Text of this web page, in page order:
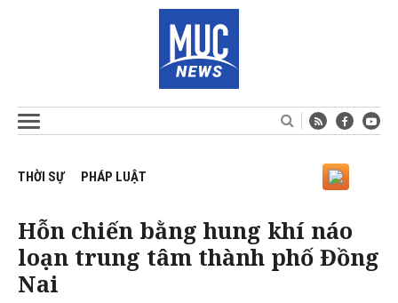
THỜI SỰ PHÁP LUẬT
Hỗn chiến bằng hung khí náo
loạn trung tâm thành phố Đồng
Nai